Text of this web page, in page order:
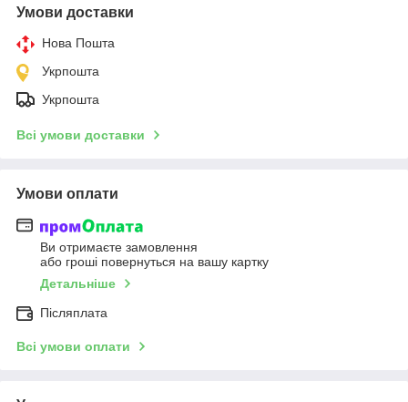
Умови доставки
Нова Пошта
Укрпошта
Укрпошта
Всі умови доставки
Умови оплати
Ви отримаєте замовлення
або гроші повернуться на вашу картку
Детальніше
Післяплата
Всі умови оплати